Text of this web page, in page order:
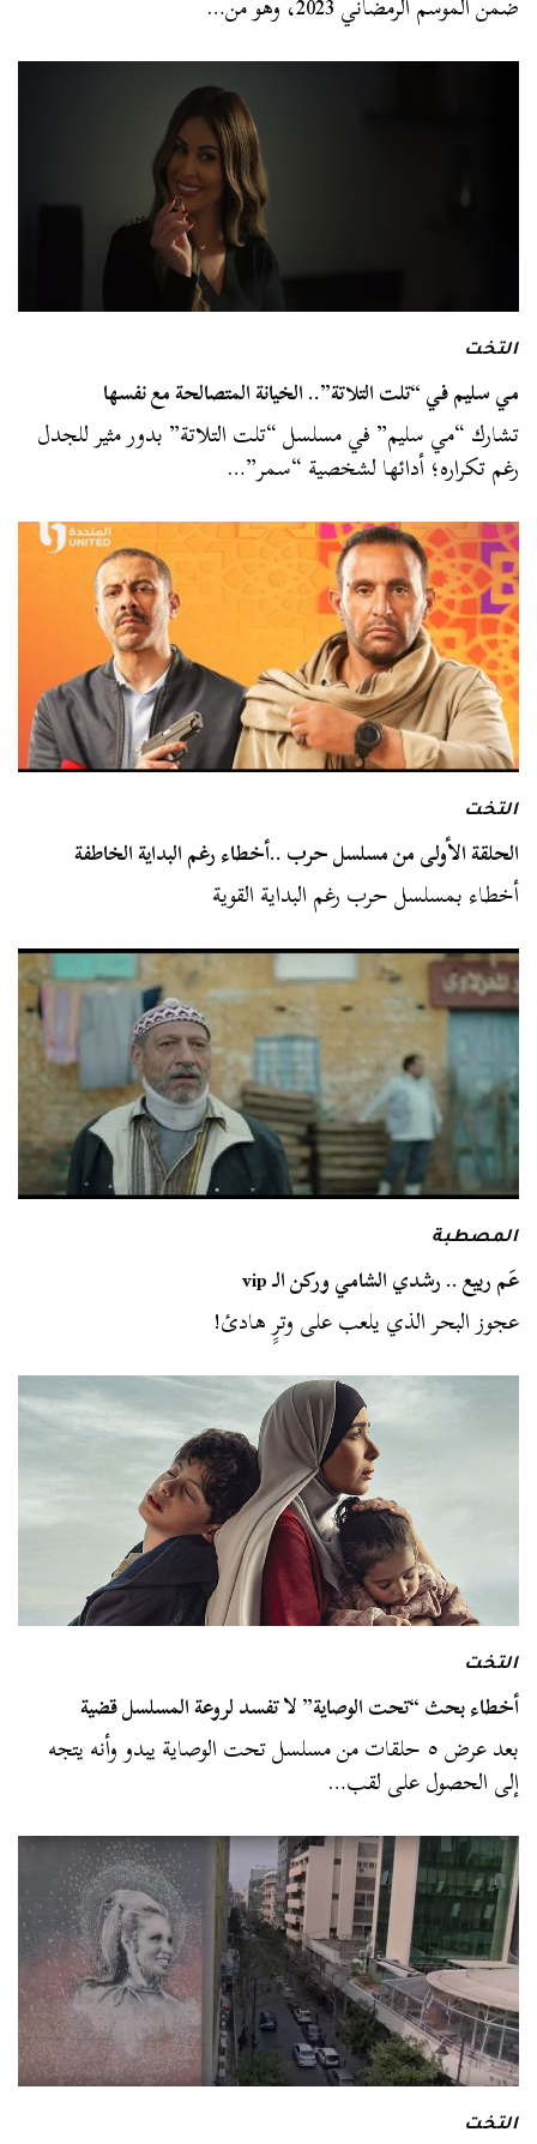
التخت
مي سليم في “تلت التلاتة”.. الخيانة المتصالحة مع نفسها
تشارك “مي سليم” في مسلسل “تلت التلاتة” بدور مثير للجدل
رغم تكراره؛ أدائها لشخصية “سمر”…
التخت
الحلقة الأولى من مسلسل حرب ..أخطاء رغم البداية الخاطفة
أخطاء بمسلسل حرب رغم البداية القوية
المصطبة
عَم ربيع .. رشدي الشامي وركن الـ vip
عجوز البحر الذي يلعب على وترِِ هادئ!
التخت
أخطاء بحث “تحت الوصاية” لا تفسد لروعة المسلسل قضية
بعد عرض ٥ حلقات من مسلسل تحت الوصاية يبدو وأنه يتجه
إلى الحصول على لقب…
التخت